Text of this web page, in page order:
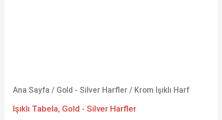
Ana Sayfa / Gold - Silver Harfler / Krom Işıklı Harf
Işıklı Tabela, Gold - Silver Harfler